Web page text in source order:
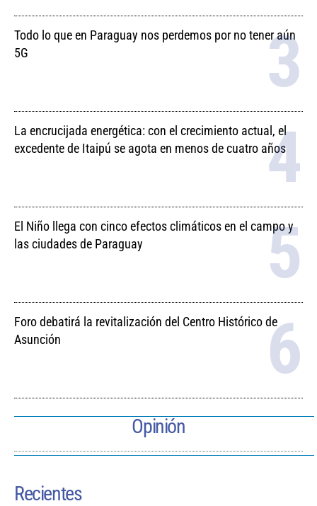
Todo lo que en Paraguay nos perdemos por no tener aún
5G
La encrucijada energética: con el crecimiento actual, el
excedente de Itaipú se agota en menos de cuatro años
El Niño llega con cinco efectos climáticos en el campo y
las ciudades de Paraguay
Foro debatirá la revitalización del Centro Histórico de
Asunción
Opinión
Recientes